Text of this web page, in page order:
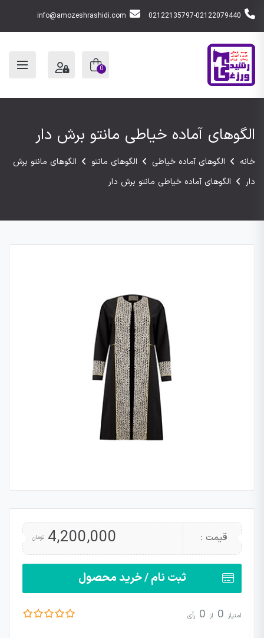
02122135797-02122079440
info@amozeshrashidi.com
0
الگوهای آماده خیاطی مانتو برش دار
خانه الگوهای آماده خیاطی الگوهای مانتو
الگوهای مانتو برش
دار
الگوهای آماده خیاطی مانتو برش دار
قیمت : 4,200,000 تومان
ثبت نام / خرید محصول
امتیاز 0 از 0 رأی